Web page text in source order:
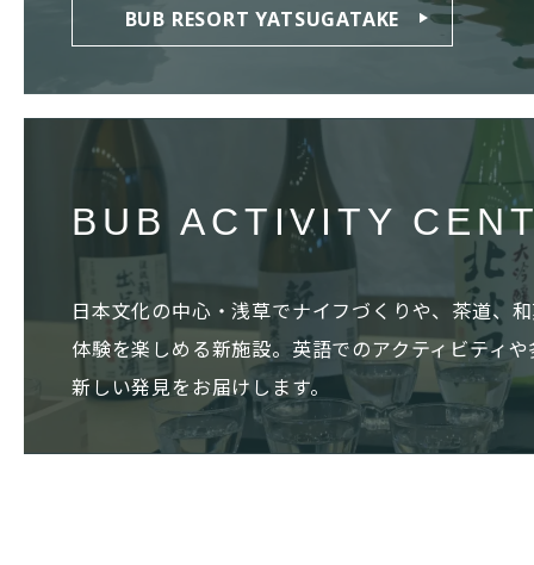
BUB RESORT YATSUGATAKE
BUB ACTIVITY
日本文化の中心・浅草でナイフづくりや、茶道、
体験を楽しめる新施設。英語でのアクティビティ
新しい発見をお届けします。